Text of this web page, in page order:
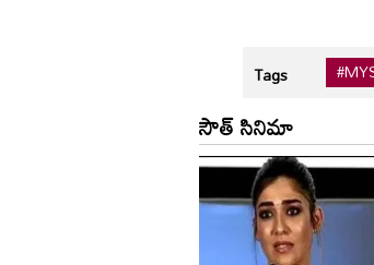
Tags
సౌత్ సినిమా